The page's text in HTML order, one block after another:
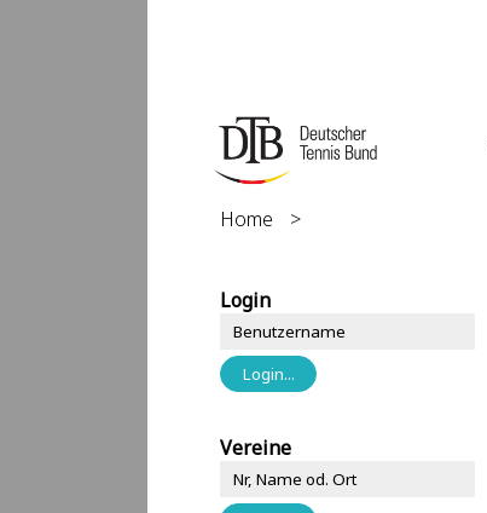
Home >
Login
Vereine